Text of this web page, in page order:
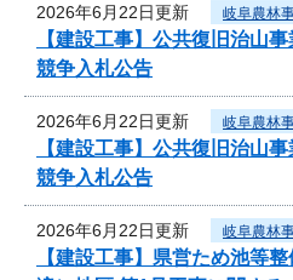
2026年6月22日更新 岐阜農林
【建設工事】公共復旧治山
競争入札公告
2026年6月22日更新 岐阜農林
【建設工事】公共復旧治山
競争入札公告
2026年6月22日更新 岐阜農林
【建設工事】県営ため池等